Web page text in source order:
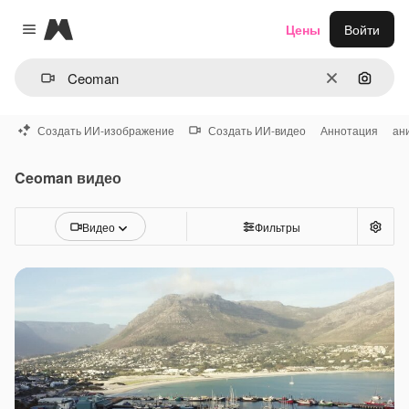
Close menu
Magnific
ОчиститьПоиск
Цены Войти
Создать ИИ-изображение Создать ИИ-видео Аннотация
Ceoman видео
Видео Фильтры